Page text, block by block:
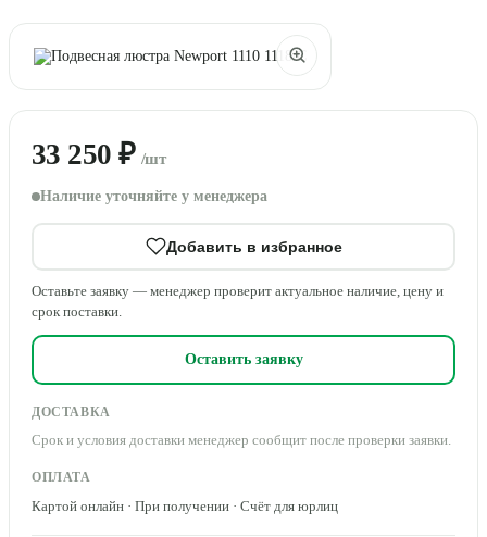
33 250 ₽ /шт
Наличие уточняйте у менеджера
Добавить в избранное
Оставьте заявку — менеджер проверит актуальное наличие, цену и
срок поставки.
Оставить заявку
ДОСТАВКА
Срок и условия доставки менеджер сообщит после проверки заявки.
ОПЛАТА
Картой онлайн · При получении · Счёт для юрлиц